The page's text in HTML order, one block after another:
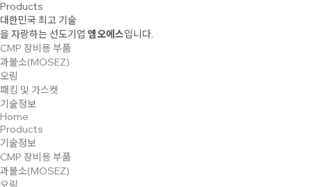
Products
대한민국 최고 기술
을 자랑하는 선도기업 엠오에스입니다.
CMP 장비용 부품
과불소(MOSEZ)
오링
패킹 및 가스켓
기술정보
Home
Products
기술정보
CMP 장비용 부품
과불소(MOSEZ)